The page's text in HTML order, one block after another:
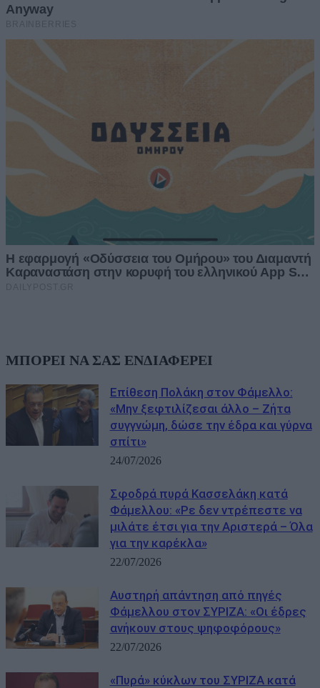
ΜΠΟΡΕΙ ΝΑ ΣΑΣ ΕΝΔΙΑΦΕΡΕΙ
Επίθεση Πολάκη στον Φάμελλο:
«Μην ξεφτιλίζεσαι άλλο – Ζήτα
συγγνώμη, δώσε την έδρα και γύρνα
σπίτι»
24/07/2026
Σφοδρά πυρά Κασσελάκη κατά
Φάμελλου: «Ρε δεν ντρέπεστε να
μιλάτε έτσι για την Αριστερά – Όλα
για την καρέκλα»
22/07/2026
Αυστηρή απάντηση από πηγές
Φάμελλου στον ΣΥΡΙΖΑ: «Οι έδρες
ανήκουν στους ψηφοφόρους»
22/07/2026
«Πυρά» κύκλων του ΣΥΡΙΖΑ κατά